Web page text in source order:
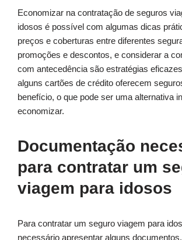
Economizar na contratação de seguros
idosos é possível com algumas dicas
preços e coberturas entre diferentes
promoções e descontos, e considerar a
com antecedência são estratégias
alguns cartões de crédito oferecem
benefício, o que pode ser uma alternativa
economizar.
Documentação
para contratar um
viagem para idosos
Para contratar um seguro viagem para
necessário apresentar alguns